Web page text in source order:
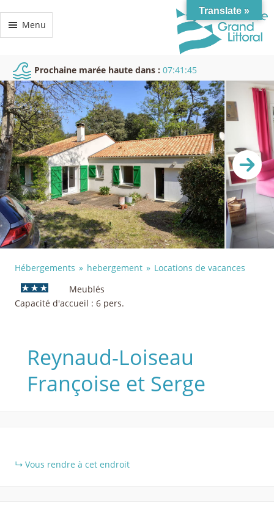
Menu
Prochaine marée haute dans : 07:41:44
Hébergements hebergement
Locations de vacances
Meublés
Capacité d'accueil : 6 pers.
Reynaud-Loiseau
Françoise et Serge
Vous rendre à cet endroit
Translate »